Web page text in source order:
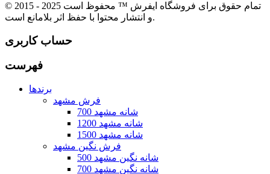
© 2015 - 2025 تمام حقوق برای فروشگاه ایفرش ™ محفوظ است
و انتشار محتوا با حفظ اثر بلامانع است.
حساب کاربری
فهرست
برندها
فرش مشهد
700 شانه مشهد
1200 شانه مشهد
1500 شانه مشهد
فرش نگین مشهد
500 شانه نگین مشهد
700 شانه نگین مشهد